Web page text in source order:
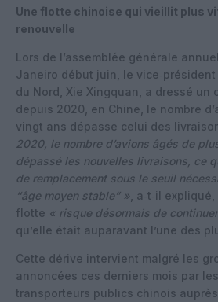
Une flotte chinoise qui vieillit plus
renouvelle
Lors de l’assemblée générale
Janeiro début juin, le vice‑président
du Nord, Xie Xingquan, a dressé un
depuis 2020, en Chine, le nombre
vingt ans dépasse celui des
2020, le nombre d’avions âgés de
dépassé les nouvelles livraisons, ce
de remplacement sous le seuil
“âge moyen stable” » , a‑t‑il
flotte « risque désormais de
qu’elle était auparavant l’une des
Cette dérive intervient malgré les
annoncées ces derniers mois par
transporteurs publics chinois auprès